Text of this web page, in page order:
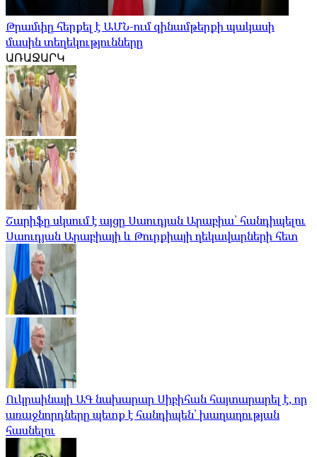
Թրամփը հերքել է ԱՄՆ-ում զինամթերքի պակասի
մասին տեղեկությունները
ԱՌԱՋԱՐԿ
Շարիֆը սկսում է այցը Սաուդյան Արաբիա՝ հանդիպելու
Սաուդյան Արաբիայի և Թուրքիայի ղեկավարների հետ
Ուկրաինայի ԱԳ նախարար Սիբիհան հայտարարել է, որ
առաջնորդները պետք է հանդիպեն՝ խաղաղության
հասնելու